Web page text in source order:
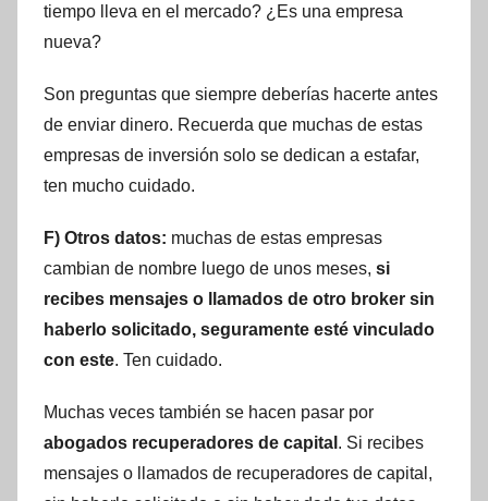
tiempo lleva en el mercado? ¿Es una empresa
nueva?
Son preguntas que siempre deberías hacerte antes
de enviar dinero. Recuerda que muchas de estas
empresas de inversión solo se dedican a estafar,
ten mucho cuidado.
F) Otros datos: muchas de estas empresas
cambian de nombre luego de unos meses, si
recibes mensajes o llamados de otro broker sin
haberlo solicitado, seguramente esté vinculado
con este. Ten cuidado.
Muchas veces también se hacen pasar por
abogados recuperadores de capital . Si recibes
mensajes o llamados de recuperadores de capital,